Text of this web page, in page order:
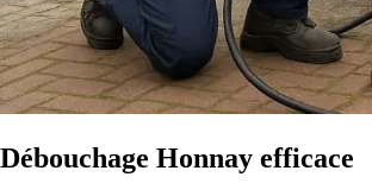
Débouchage Honnay efficace